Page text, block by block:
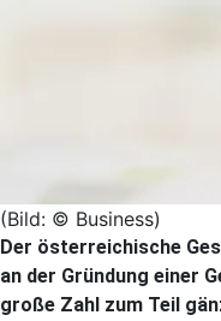
(Bild: © Business)
Der österreichische
an der Gründung einer
große Zahl zum Teil